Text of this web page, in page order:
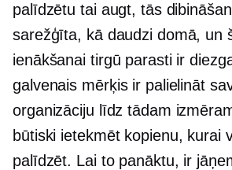
palīdzētu tai augt, tās
sarežģīta, kā daudzi domā, un
ienākšanai tirgū parasti ir
galvenais mērķis ir palielināt
organizāciju līdz tādam
būtiski ietekmēt kopienu, kurai
palīdzēt. Lai to panāktu, ir